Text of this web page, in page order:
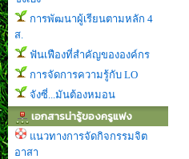
การพัฒนาผู้เรียนตามหลัก 4
ส.
ฟันเฟืองที่สำคัญขององค์กร
การจัดการความรู้กับ LO
จังซี่...มันต้องหมอน
เอกสารน่ารู้ของครูแฟง
แนวทางการจัดกิจกรรมจิต
อาสา